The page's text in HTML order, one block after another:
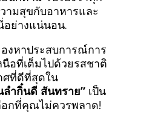
ามสุขกับอาหารและ
อย่างแน่นอน.
งหาประสบการณ์การ
อที่เต็มไปด้วยรสชาติ
ศที่ดีที่สุดใน
ลำกิ๋นดี สันทราย” เป็น
อกที่คุณไม่ควรพลาด!